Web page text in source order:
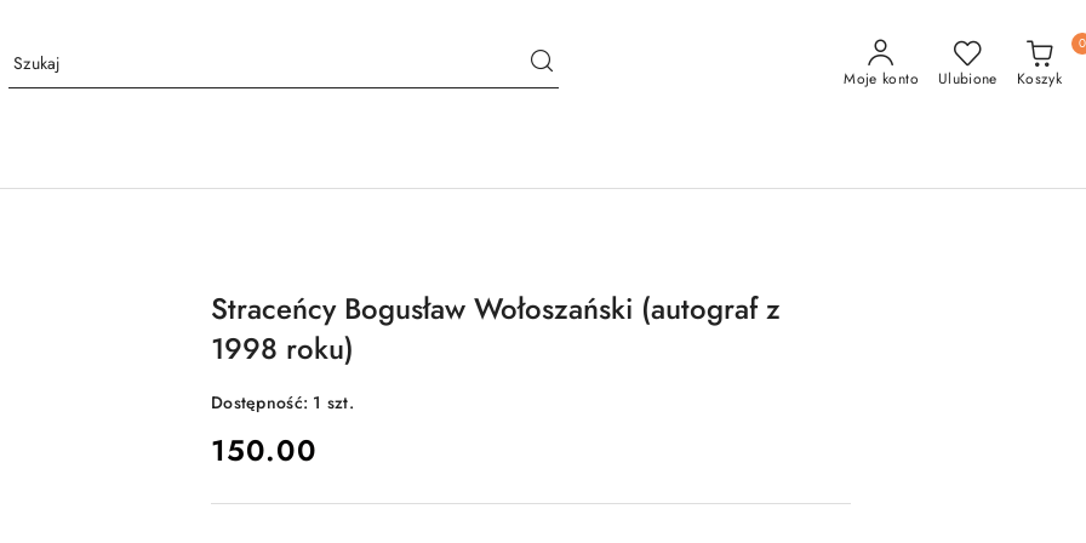
Moje konto Ulubione Koszyk
0
Straceńcy Bogusław Wołoszański (autograf z
1998 roku)
Dostępność: 1 szt.
cena:
150.00